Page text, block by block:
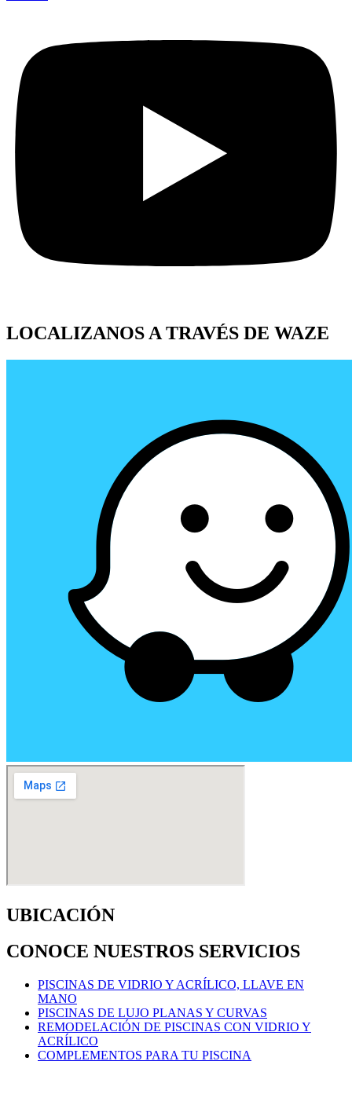
LOCALIZANOS A TRAVÉS DE WAZE
UBICACIÓN
CONOCE NUESTROS SERVICIOS
PISCINAS DE VIDRIO Y ACRÍLICO, LLAVE EN
MANO
PISCINAS DE LUJO PLANAS Y CURVAS
REMODELACIÓN DE PISCINAS CON VIDRIO Y
ACRÍLICO
COMPLEMENTOS PARA TU PISCINA